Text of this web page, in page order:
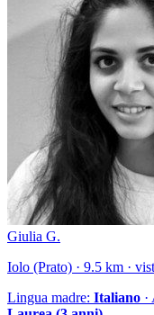
Giulia G.
Iolo (Prato) · 9.5 km ·
Lingua madre: Italiano